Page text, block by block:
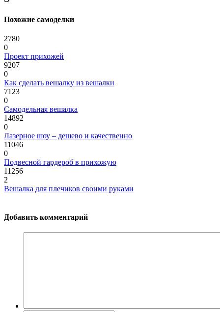
Похожие самоделки
2780
0
Проект прихожей
9207
0
Как сделать вешалку из вешалки
7123
0
Самодельная вешалка
14892
0
Лазерное шоу – дешево и качественно
11046
0
Подвесной гардероб в прихожую
11256
2
Вешалка для плечиков своими руками
Добавить комментарий